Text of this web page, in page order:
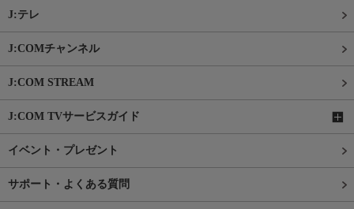
J:テレ
J:COMチャンネル
J:COM STREAM
J:COM TVサービスガイド
イベント・プレゼント
サポート・よくある質問